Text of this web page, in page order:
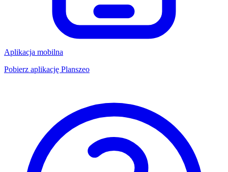
Aplikacja mobilna
Pobierz aplikację Planszeo